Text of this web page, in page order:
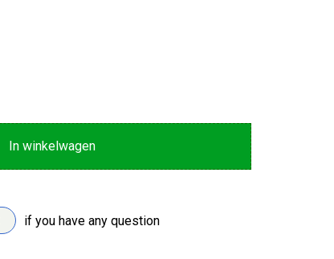
In winkelwagen
if you have any question